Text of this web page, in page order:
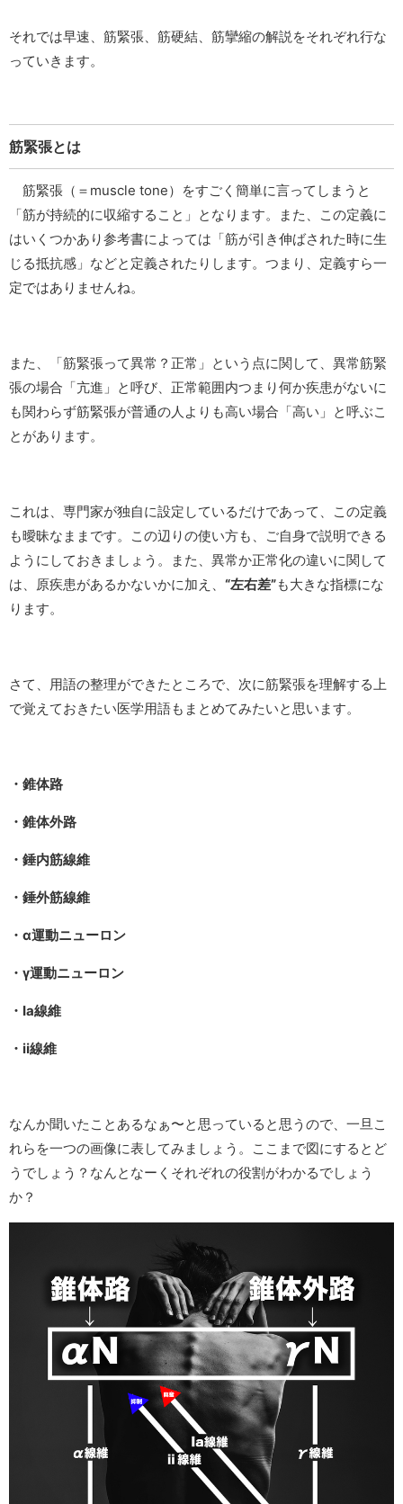
それでは早速、筋緊張、筋硬結、筋攣縮の解説をそれぞれ行な
っていきます。
筋緊張とは
筋緊張（＝muscle tone）をすごく簡単に言ってしまうと
「筋が持続的に収縮すること」となります。また、この定義に
はいくつかあり参考書によっては「筋が引き伸ばされた時に生
じる抵抗感」などと定義されたりします。つまり、定義すら一
定ではありませんね。
また、「筋緊張って異常？正常」という点に関して、異常筋緊
張の場合「亢進」と呼び、正常範囲内つまり何か疾患がないに
も関わらず筋緊張が普通の人よりも高い場合「高い」と呼ぶこ
とがあります。
これは、専門家が独自に設定しているだけであって、この定義
も曖昧なままです。この辺りの使い方も、ご自身で説明できる
ようにしておきましょう。また、異常か正常化の違いに関して
は、原疾患があるかないかに加え、 “左右差”も大きな指標にな
ります。
さて、用語の整理ができたところで、次に筋緊張を理解する上
で覚えておきたい医学用語もまとめてみたいと思います。
・錐体路
・錐体外路
・錘内筋線維
・錘外筋線維
・α運動ニューロン
・γ運動ニューロン
・Ia線維
・ⅱ線維
なんか聞いたことあるなぁ〜と思っていると思うので、一旦こ
れらを一つの画像に表してみましょう。ここまで図にするとど
うでしょう？なんとなーくそれぞれの役割がわかるでしょう
か？